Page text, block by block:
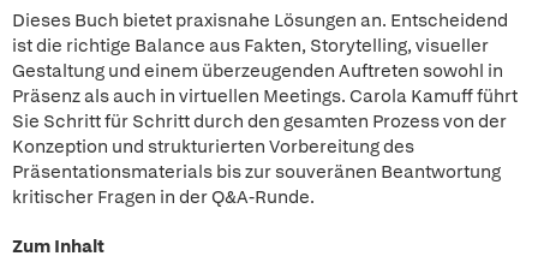
Dieses Buch bietet praxisnahe Lösungen an. Entscheidend
ist die richtige Balance aus Fakten, Storytelling, visueller
Gestaltung und einem überzeugenden Auftreten sowohl in
Präsenz als auch in virtuellen Meetings. Carola Kamuff führt
Sie Schritt für Schritt durch den gesamten Prozess von der
Konzeption und strukturierten Vorbereitung des
Präsentationsmaterials bis zur souveränen Beantwortung
kritischer Fragen in der Q&A-Runde.
Zum Inhalt